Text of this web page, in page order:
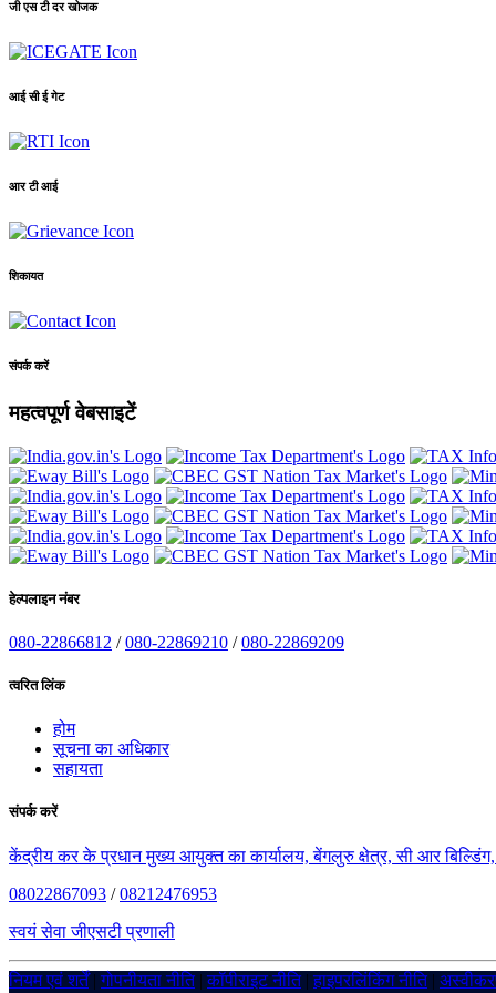
जी एस टी दर खोजक
आई सी ई गेट
आर टी आई
शिकायत
संपर्क करें
महत्वपूर्ण वेबसाइटें
हेल्पलाइन नंबर
080-22866812 /080-22869210 /080-22869209
त्वरित लिंक
होम
सूचना का अधिकार
सहायता
संपर्क करें
केंद्रीय कर के प्रधान मुख्य आयुक्त का कार्यालय, बेंगलुरु क्षेत्र, सी आर
08022867093 /08212476953
स्वयं सेवा जीएसटी प्रणाली
नियम एवं शर्तें|गोपनीयता नीति|कॉपीराइट नीति|हाइपरलिंकिंग नीति|